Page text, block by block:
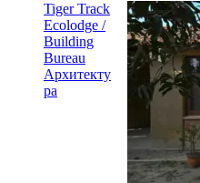
Tiger Track
Ecolodge /
Building
Bureau
Архитекту
ра